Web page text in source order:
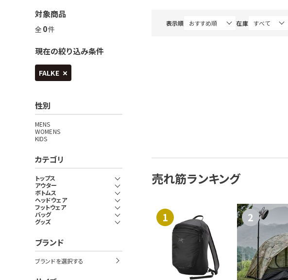
対象商品
全 0件
現在の絞り込み条件
FALKE
性別
MENS
WOMENS
KIDS
カテゴリ
トップス
アウター
ボトムス
ヘッドウェア
フットウェア
バッグ
グッズ
ブランド
ブランドを選択する
表示順 在庫
売れ筋ランキング
1 2